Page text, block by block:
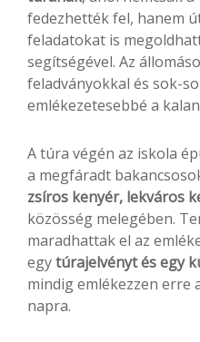
fedezhették fel, hanem
feladatokat is
segítségével. Az
feladványokkal és sok-
emlékezetesebbé a
A túra végén az iskola
a megfáradt
zsíros kenyér, lekváros
közösség melegében.
maradhattak el az
egytúrajelvényt és egy
mindig emlékezzen erre
napra.